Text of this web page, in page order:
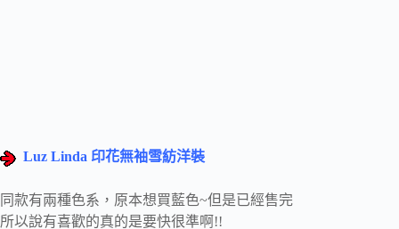
Luz Linda 印花無袖雪紡洋裝
同款有兩種色系，原本想買藍色~但是已經售完
所以說有喜歡的真的是要快很準啊!!